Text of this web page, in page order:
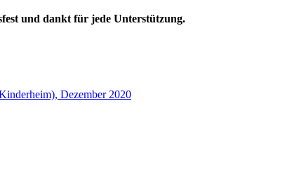
und dankt für jede Unterstützung.
Dezember 2020